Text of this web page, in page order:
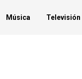
Música Televisión